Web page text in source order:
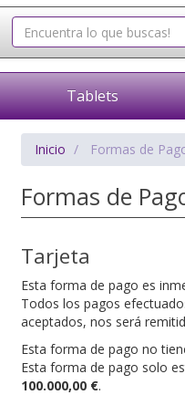
Tablets
Inicio Formas de
Formas de
Tarjeta
Esta forma de pago es
Todos los pagos
aceptados, nos será
Esta forma de pago no
Esta forma de pago solo
100.000,00 €.